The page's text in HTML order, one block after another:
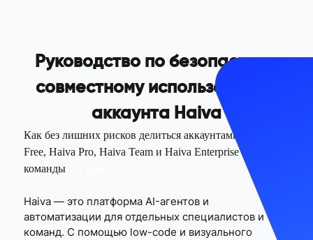
Руководство по безопасному
совместному использованию
аккаунта Haiva
Как без лишних рисков делиться аккаунтами Haiva
Free, Haiva Pro, Haiva Team и Haiva Enterprise внутри
команды
Haiva — это платформа AI-агентов и
автоматизации для отдельных специалистов и
команд. С помощью low-code и визуального